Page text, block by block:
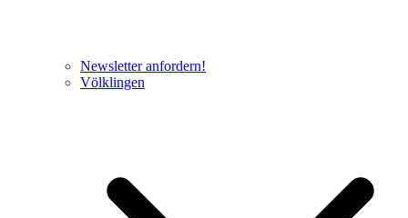
Newsletter anfordern!
Völklingen